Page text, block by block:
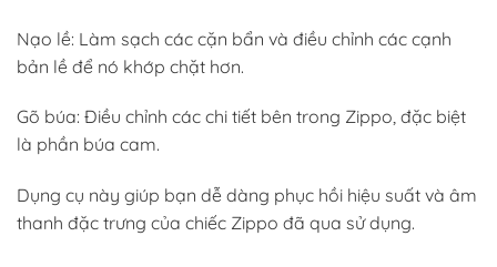
Nạo lề: Làm sạch các cặn bẩn và điều chỉnh các cạnh
bản lề để nó khớp chặt hơn.
Gõ búa: Điều chỉnh các chi tiết bên trong Zippo, đặc biệt
là phần búa cam.
Dụng cụ này giúp bạn dễ dàng phục hồi hiệu suất và âm
thanh đặc trưng của chiếc Zippo đã qua sử dụng.